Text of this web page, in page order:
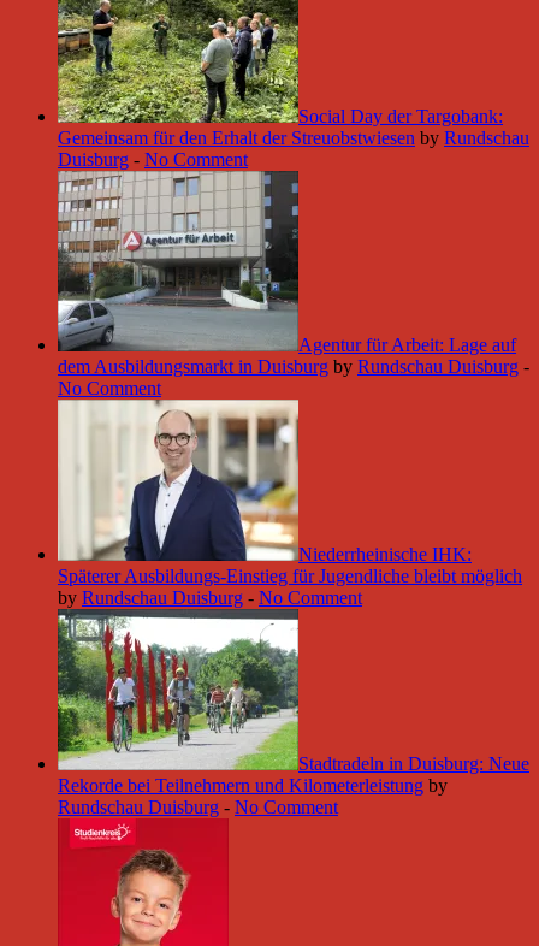
Social Day der Targobank:
Gemeinsam für den Erhalt der Streuobstwiesen by Rundschau
Duisburg - No Comment
Agentur für Arbeit: Lage auf
dem Ausbildungsmarkt in Duisburg by Rundschau Duisburg -
No Comment
Niederrheinische IHK:
Späterer Ausbildungs-Einstieg für Jugendliche bleibt möglich
by Rundschau Duisburg - No Comment
Stadtradeln in Duisburg: Neue
Rekorde bei Teilnehmern und Kilometerleistung by
Rundschau Duisburg - No Comment